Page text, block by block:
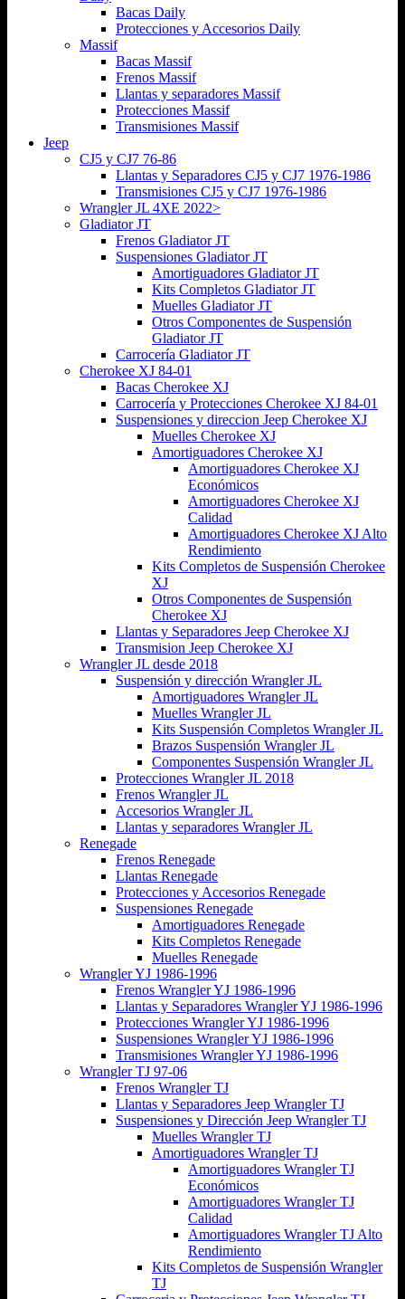
Bacas Daily
Protecciones y Accesorios Daily
Massif
Bacas Massif
Frenos Massif
Llantas y separadores Massif
Protecciones Massif
Transmisiones Massif
Jeep
CJ5 y CJ7 76-86
Llantas y Separadores CJ5 y CJ7 1976-1986
Transmisiones CJ5 y CJ7 1976-1986
Wrangler JL 4XE 2022>
Gladiator JT
Frenos Gladiator JT
Suspensiones Gladiator JT
Amortiguadores Gladiator JT
Kits Completos Gladiator JT
Muelles Gladiator JT
Otros Componentes de Suspensión
Gladiator JT
Carrocería Gladiator JT
Cherokee XJ 84-01
Bacas Cherokee XJ
Carrocería y Protecciones Cherokee XJ 84-01
Suspensiones y direccion Jeep Cherokee XJ
Muelles Cherokee XJ
Amortiguadores Cherokee XJ
Amortiguadores Cherokee XJ
Económicos
Amortiguadores Cherokee XJ
Calidad
Amortiguadores Cherokee XJ Alto
Rendimiento
Kits Completos de Suspensión Cherokee
XJ
Otros Componentes de Suspensión
Cherokee XJ
Llantas y Separadores Jeep Cherokee XJ
Transmision Jeep Cherokee XJ
Wrangler JL desde 2018
Suspensión y dirección Wrangler JL
Amortiguadores Wrangler JL
Muelles Wrangler JL
Kits Suspensión Completos Wrangler JL
Brazos Suspensión Wrangler JL
Componentes Suspensión Wrangler JL
Protecciones Wrangler JL 2018
Frenos Wrangler JL
Accesorios Wrangler JL
Llantas y separadores Wrangler JL
Renegade
Frenos Renegade
Llantas Renegade
Protecciones y Accesorios Renegade
Suspensiones Renegade
Amortiguadores Renegade
Kits Completos Renegade
Muelles Renegade
Wrangler YJ 1986-1996
Frenos Wrangler YJ 1986-1996
Llantas y Separadores Wrangler YJ 1986-1996
Protecciones Wrangler YJ 1986-1996
Suspensiones Wrangler YJ 1986-1996
Transmisiones Wrangler YJ 1986-1996
Wrangler TJ 97-06
Frenos Wrangler TJ
Llantas y Separadores Jeep Wrangler TJ
Suspensiones y Dirección Jeep Wrangler TJ
Muelles Wrangler TJ
Amortiguadores Wrangler TJ
Amortiguadores Wrangler TJ
Económicos
Amortiguadores Wrangler TJ
Calidad
Amortiguadores Wrangler TJ Alto
Rendimiento
Kits Completos de Suspensión Wrangler
TJ